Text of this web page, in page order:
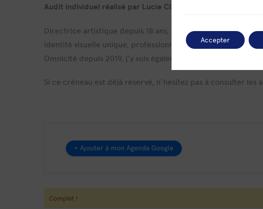
Audit individuel réalisé par Lucie Clavelloux.
Directrice artistique depuis 18 ans, j’accompagne les
identité visuelle unique, professionnelle et cohérente sur
Omnicité depuis 2019, j’y suis également sociétaire.
Si ce créneau est déjà réservé, n’hésitez pas à consulter les
+ Ajouter à mon Agenda Google
Complet !
Accepter